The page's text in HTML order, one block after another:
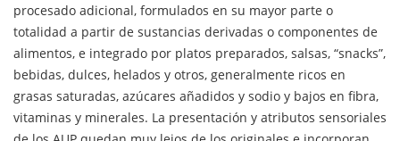
procesado adicional, formulados en su mayor parte o
totalidad a partir de sustancias derivadas o componentes de
alimentos, e integrado por platos preparados, salsas, “snacks”,
bebidas, dulces, helados y otros, generalmente ricos en
grasas saturadas, azúcares añadidos y sodio y bajos en fibra,
vitaminas y minerales. La presentación y atributos sensoriales